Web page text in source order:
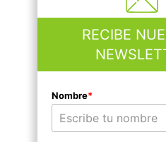
RECIBE
Nombre*